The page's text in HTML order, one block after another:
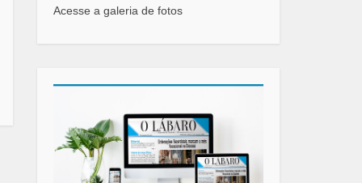
Acesse a galeria de fotos